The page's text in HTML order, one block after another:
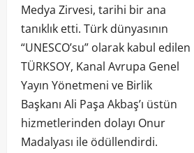
Medya Zirvesi, tarihi bir ana
tanıklık etti. Türk dünyasının
“UNESCO’su” olarak kabul edilen
TÜRKSOY, Kanal Avrupa Genel
Yayın Yönetmeni ve Birlik
Başkanı Ali Paşa Akbaş’ı üstün
hizmetlerinden dolayı Onur
Madalyası ile ödüllendirdi.